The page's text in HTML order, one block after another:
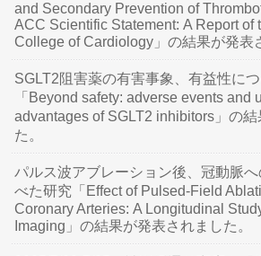
and Secondary Prevention of
ACC Scientific Statement: A Report of
College of Cardiology」の結果が発表
SGLT2阻害薬の有害事象、有益性に
「Beyond safety: adverse events and
advantages of SGLT2 inhibitors」の
た。
パルス波アブレーション後、冠動脈
べた研究「Effect of Pulsed-Field
Coronary Arteries: A Longitudinal
Imaging」の結果が発表されました。